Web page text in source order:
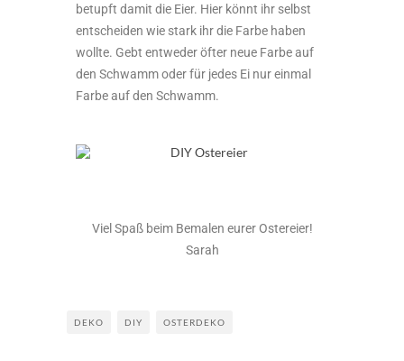
betupft damit die Eier. Hier könnt ihr selbst
entscheiden wie stark ihr die Farbe haben
wollte. Gebt entweder öfter neue Farbe auf
den Schwamm oder für jedes Ei nur einmal
Farbe auf den Schwamm.
Viel Spaß beim Bemalen eurer Ostereier!
Sarah
DEKO DIY OSTERDEKO